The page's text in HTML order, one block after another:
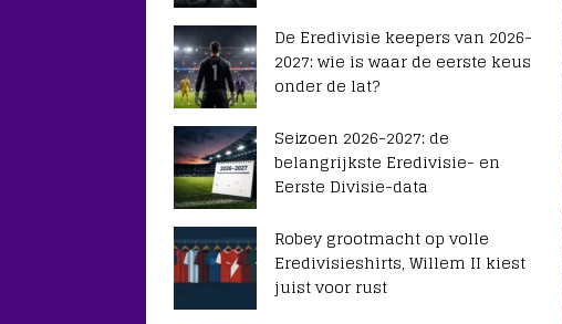
De Eredivisie keepers van 2026-
2027: wie is waar de eerste keus
onder de lat?
Seizoen 2026-2027: de
belangrijkste Eredivisie- en
Eerste Divisie-data
Robey grootmacht op volle
Eredivisieshirts, Willem II kiest
juist voor rust